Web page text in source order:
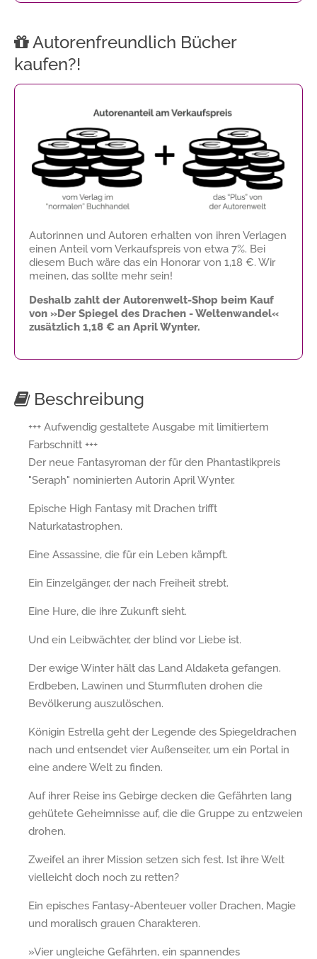
Autorenfreundlich Bücher
kaufen?!
Autorinnen und Autoren erhalten von ihren Verlagen
einen Anteil vom Verkaufspreis von etwa 7%. Bei
diesem Buch wäre das ein Honorar von 1,18 €. Wir
meinen, das sollte mehr sein!
Deshalb zahlt der Autorenwelt-Shop beim Kauf
von »Der Spiegel des Drachen - Weltenwandel«
zusätzlich 1,18 € an April Wynter.
Beschreibung
+++ Aufwendig gestaltete Ausgabe mit limitiertem
Farbschnitt +++
Der neue Fantasyroman der für den Phantastikpreis
"Seraph" nominierten Autorin April Wynter.
Epische High Fantasy mit Drachen trifft
Naturkatastrophen.
Eine Assassine, die für ein Leben kämpft.
Ein Einzelgänger, der nach Freiheit strebt.
Eine Hure, die ihre Zukunft sieht.
Und ein Leibwächter, der blind vor Liebe ist.
Der ewige Winter hält das Land Aldaketa gefangen.
Erdbeben, Lawinen und Sturmfluten drohen die
Bevölkerung auszulöschen.
Königin Estrella geht der Legende des Spiegeldrachen
nach und entsendet vier Außenseiter, um ein Portal in
eine andere Welt zu finden.
Auf ihrer Reise ins Gebirge decken die Gefährten lang
gehütete Geheimnisse auf, die die Gruppe zu entzweien
drohen.
Zweifel an ihrer Mission setzen sich fest. Ist ihre Welt
vielleicht doch noch zu retten?
Ein episches Fantasy-Abenteuer voller Drachen, Magie
und moralisch grauen Charakteren.
»Vier ungleiche Gefährten, ein spannendes